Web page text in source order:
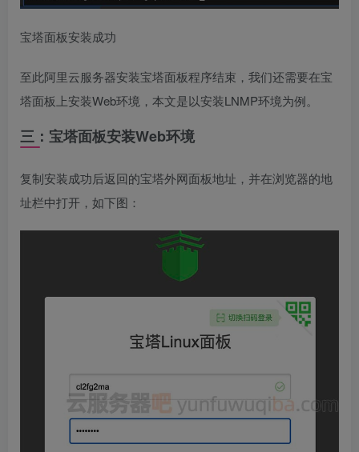
宝塔面板安装成功
至此阿里云服务器安装宝塔面板程序结束，我们还需要在宝
塔面板上安装Web环境，本文是以安装LNMP环境为例。
三：宝塔面板安装Web环境
复制安装成功后返回的宝塔外网面板地址，并在浏览器的地
址栏中打开，如下图：